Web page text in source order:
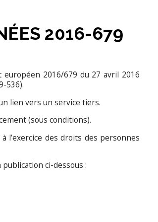
2016-679
2016/679 du 27 avril 2016
536).
lien vers un service tiers.
(sous conditions).
l’exercice des droits des personnes
ci-dessous :